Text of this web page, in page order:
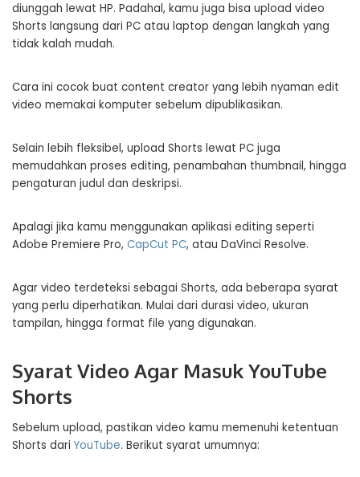
diunggah lewat HP. Padahal, kamu juga bisa upload video
Shorts langsung dari PC atau laptop dengan langkah yang
tidak kalah mudah.
Cara ini cocok buat content creator yang lebih nyaman edit
video memakai komputer sebelum dipublikasikan.
Selain lebih fleksibel, upload Shorts lewat PC juga
memudahkan proses editing, penambahan thumbnail, hingga
pengaturan judul dan deskripsi.
Apalagi jika kamu menggunakan aplikasi editing seperti
Adobe Premiere Pro, CapCut PC, atau DaVinci Resolve.
Agar video terdeteksi sebagai Shorts, ada beberapa syarat
yang perlu diperhatikan. Mulai dari durasi video, ukuran
tampilan, hingga format file yang digunakan.
Syarat Video Agar Masuk YouTube
Shorts
Sebelum upload, pastikan video kamu memenuhi ketentuan
Shorts dari YouTube. Berikut syarat umumnya: